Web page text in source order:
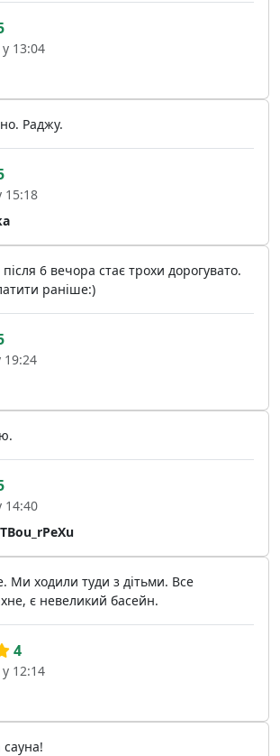
13:04
Раджу.
15:18
6 вечора стає трохи дорогувато.
раніше:)
19:24
14:40
Ми ходили туди з дітьми. Все
є невеликий басейн.
4
12:14